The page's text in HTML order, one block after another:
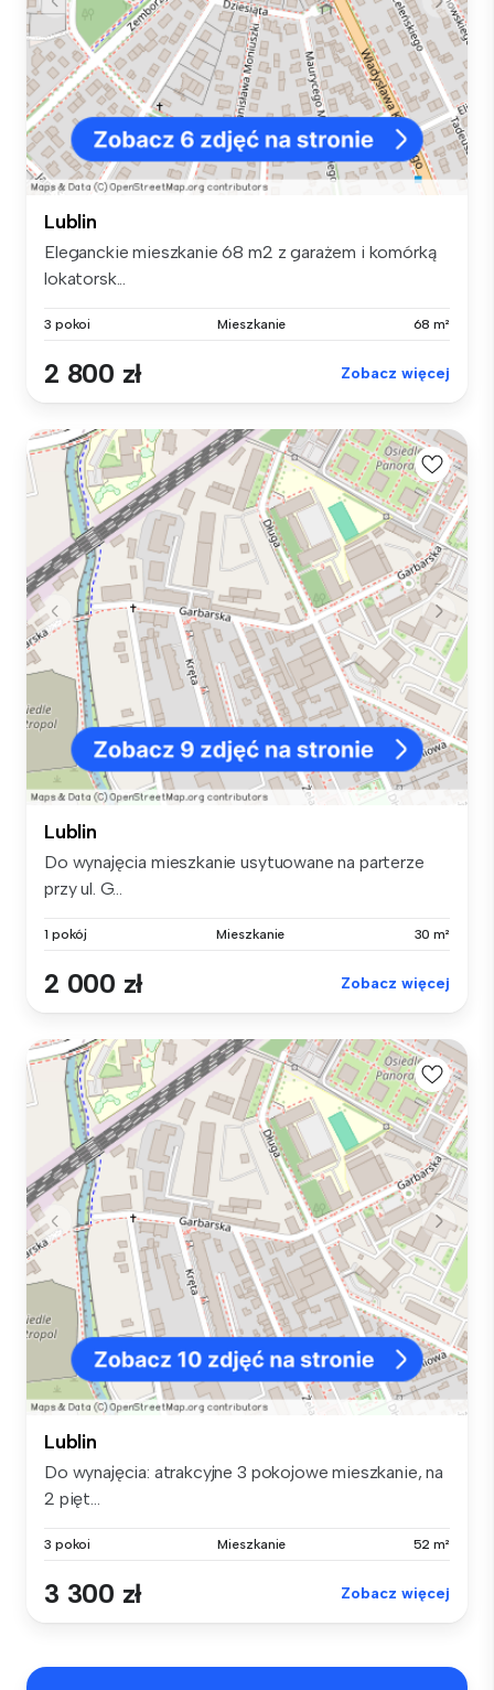
Lublin
Eleganckie mieszkanie 68 m2 z garażem i komórką
lokatorsk...
3 pokoi Mieszkanie 68 m²
2 800 zł Zobacz więcej
Lublin
Do wynajęcia mieszkanie usytuowane na parterze
przy ul. G...
1 pokój Mieszkanie 30 m²
2 000 zł Zobacz więcej
Lublin
Do wynajęcia: atrakcyjne 3 pokojowe mieszkanie, na
2 pięt...
3 pokoi Mieszkanie 52 m²
3 300 zł Zobacz więcej